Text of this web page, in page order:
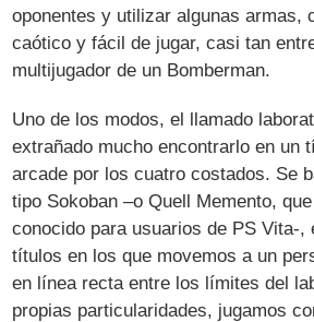
oponentes y utilizar algunas armas,
caótico y fácil de jugar, casi tan
multijugador de un Bomberman.
Uno de los modos, el llamado
extrañado mucho encontrarlo en un
arcade por los cuatro costados. Se
tipo Sokoban –o Quell Memento,
conocido para usuarios de PS Vita-,
títulos en los que movemos a un
en línea recta entre los límites del
propias particularidades, jugamos